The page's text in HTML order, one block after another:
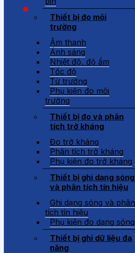
Thiết bị đo môi
trường
Âm thanh
Ánh sáng
Nhiệt độ, độ ẩm
Tốc độ
Từ trường
Phụ kiện đo môi
trường
Thiết bị đo và phân
tích trở kháng
Đo trở kháng
Phân tích trở kháng
Phụ kiện đo trở kháng
Thiết bị ghi dạng sóng
và phân tích tín hiệu
Ghi dạng sóng và phân
tích tín hiệu
Phụ kiện đo dạng sóng
Thiết bị ghi dữ liệu đa
năng